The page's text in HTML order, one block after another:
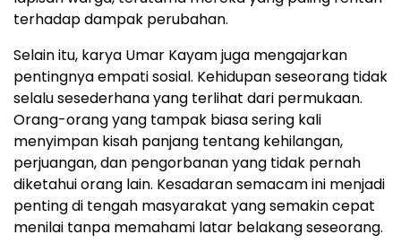
terhadap dampak perubahan.
Selain itu, karya Umar Kayam juga mengajarkan
pentingnya empati sosial. Kehidupan seseorang tidak
selalu sesederhana yang terlihat dari permukaan.
Orang-orang yang tampak biasa sering kali
menyimpan kisah panjang tentang kehilangan,
perjuangan, dan pengorbanan yang tidak pernah
diketahui orang lain. Kesadaran semacam ini menjadi
penting di tengah masyarakat yang semakin cepat
menilai tanpa memahami latar belakang seseorang.